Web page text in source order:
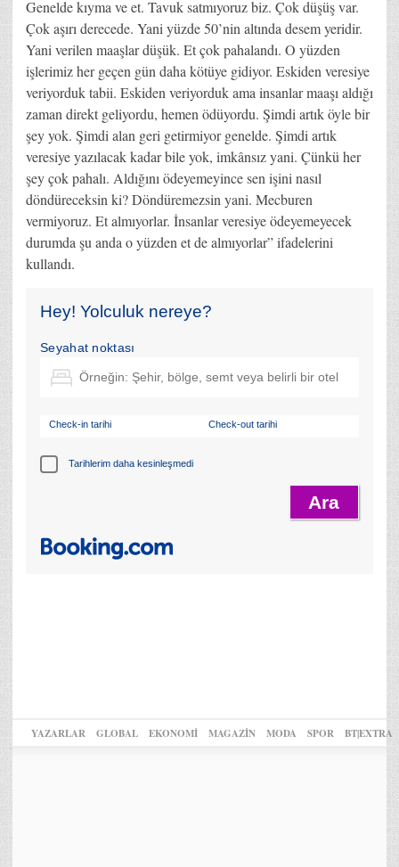
Genelde kıyma ve et. Tavuk satmıyoruz biz. Çok düşüş var.
Çok aşırı derecede. Yani yüzde 50’nin altında desem yeridir.
Yani verilen maaşlar düşük. Et çok pahalandı. O yüzden
işlerimiz her geçen gün daha kötüye gidiyor. Eskiden veresiye
veriyorduk tabii. Eskiden veriyorduk ama insanlar maaşı aldığı
zaman direkt geliyordu, hemen ödüyordu. Şimdi artık öyle bir
şey yok. Şimdi alan geri getirmiyor genelde. Şimdi artık
veresiye yazılacak kadar bile yok, imkânsız yani. Çünkü her
şey çok pahalı. Aldığını ödeyemeyince sen işini nasıl
döndüreceksin ki? Döndüremezsin yani. Mecburen
vermiyoruz. Et almıyorlar. İnsanlar veresiye ödeyemeyecek
durumda şu anda o yüzden et de almıyorlar” ifadelerini
kullandı.
Hey! Yolculuk nereye?
Seyahat noktası
Check-in tarihi Check-out tarihi
Tarihlerim daha kesinleşmedi
YAZARLAR GLOBAL EKONOMİ MAGAZİN MODA SPOR BT|EXTRA